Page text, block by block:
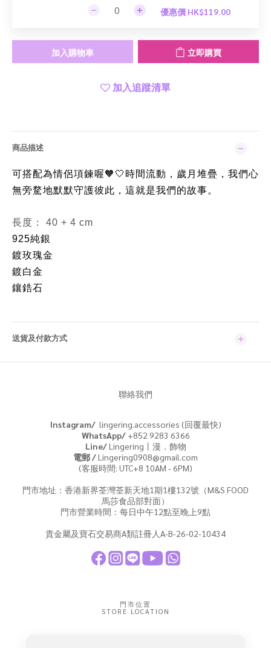
優惠價 HK$119.00
加入購物車 立即購買
加入追蹤清單
商品描述
可搭配為情侶項鍊喔🧡🤍 時間流動，歲月堆疊，我們心
無旁騖地默默守護彼此，這就是我們的故事。
長度： 40 + 4 cm
925純銀
鍍玫瑰金
鍍白金
鑲鋯石
送貨及付款方式
聯絡我們
Instagram/ lingering.accessories (回覆最快)
WhatsApp/+852 9283 6366
Line/Lingering丨漫．飾物
電郵 /Lingering0908@gmail.com
(客服時間: UTC+8 10AM - 6PM)
門市地址：香港新界荃灣荃新天地1期1樓132號（M&S FOOD
馬莎食品部對面）
門市營業時間：每日中午12點至晚上9點
貴金屬及寶石交易商A類註冊人A-B-26-02-10434
門市位置
STORE LOCATION